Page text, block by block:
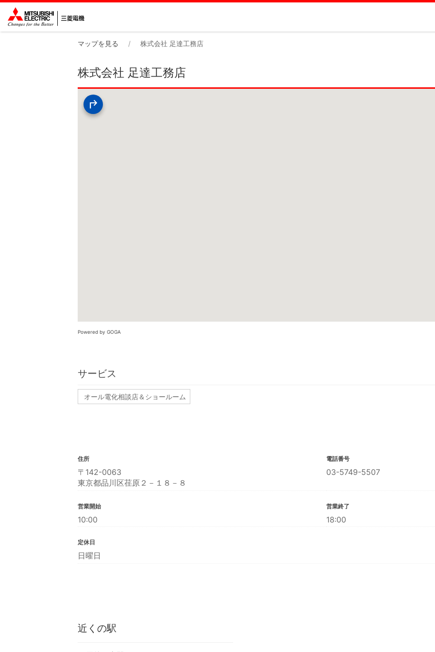
マップを見る 株式会社 足達工務店
株式会社 足達工務店
Powered by GOGA
サービス
オール電化相談店＆ショールーム
住所
〒142-0063
東京都品川区荏原２－１８－８
電話番号
03-5749-5507
営業開始
10:00
営業終了
18:00
定休日
日曜日
近くの駅